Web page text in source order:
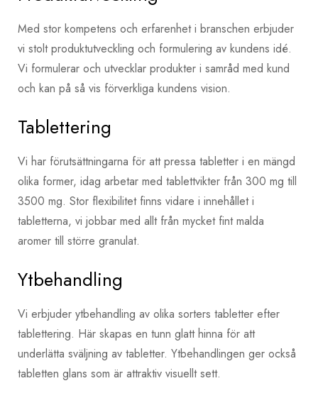
Med stor kompetens och erfarenhet i branschen erbjuder
vi stolt produktutveckling och formulering av kundens idé.
Vi formulerar och utvecklar produkter i samråd med kund
och kan på så vis förverkliga kundens vision.
Tablettering
Vi har förutsättningarna för att pressa tabletter i en mängd
olika former, idag arbetar med tablettvikter från 300 mg till
3500 mg. Stor flexibilitet finns vidare i innehållet i
tabletterna, vi jobbar med allt från mycket fint malda
aromer till större granulat.
Ytbehandling
Vi erbjuder ytbehandling av olika sorters tabletter efter
tablettering. Här skapas en tunn glatt hinna för att
underlätta sväljning av tabletter. Ytbehandlingen ger också
tabletten glans som är attraktiv visuellt sett.